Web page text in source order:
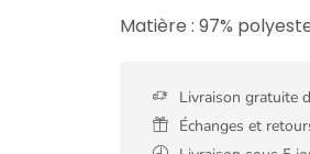
Matière : 97%
Livraison gratuite
Échanges et